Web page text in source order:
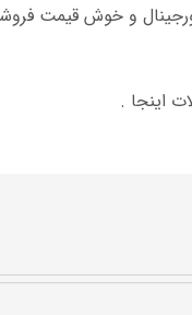
و خوش قیمت
اینجا .